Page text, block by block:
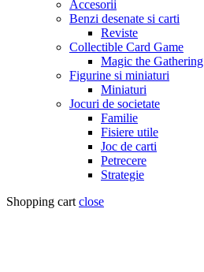
Accesorii
Benzi desenate si carti
Reviste
Collectible Card Game
Magic the Gathering
Figurine si miniaturi
Miniaturi
Jocuri de societate
Familie
Fisiere utile
Joc de carti
Petrecere
Strategie
Shopping cart close